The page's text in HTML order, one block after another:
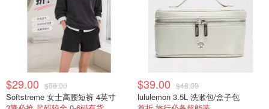
$29.00 $88.00
Softstreme 女士高腰短裤 4英寸
$39.00 $48.00
lululemon 3.5L 洗漱包/盒子包